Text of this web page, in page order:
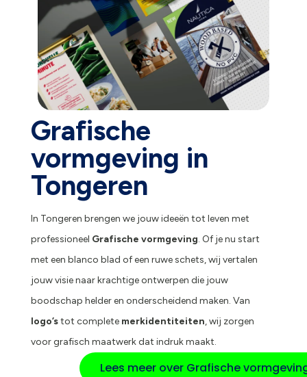
Grafische
vormgeving in
Tongeren
In Tongeren brengen we jouw ideeën tot leven met
professioneel Grafische vormgeving. Of je nu start
met een blanco blad of een ruwe schets, wij vertalen
jouw visie naar krachtige ontwerpen die jouw
boodschap helder en onderscheidend maken. Van
logo’stot complete merkidentiteiten, wij zorgen
voor grafisch maatwerk dat indruk maakt.
Lees meer over Grafische